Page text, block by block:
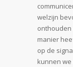
welzijn
onthouden
manier
op de
kunnen